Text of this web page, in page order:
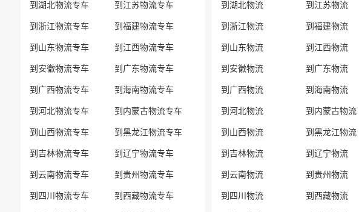
到湖北物流专车 到江苏物流专车
到浙江物流专车 到福建物流专车
到山东物流专车 到江西物流专车
到安徽物流专车 到广东物流专车
到广西物流专车 到海南物流专车
到河北物流专车 到内蒙古物流专车
到山西物流专车 到黑龙江物流专车
到吉林物流专车 到辽宁物流专车
到云南物流专车 到贵州物流专车
到四川物流专车 到西藏物流专车
到湖北物流 到江苏物流
到浙江物流 到福建物流
到山东物流 到江西物流
到安徽物流 到广东物流
到广西物流 到海南物流
到河北物流 到内蒙古物流
到山西物流 到黑龙江物流
到吉林物流 到辽宁物流
到云南物流 到贵州物流
到四川物流 到西藏物流